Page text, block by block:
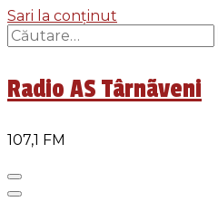
Sari la conținut
Caută
după:
Radio AS Târnãveni
107,1 FM